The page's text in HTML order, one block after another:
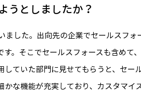
うとしましたか？
ました。出向先の企業でセールスフ
。そこでセールスフォースも含め
ていた部門に見せてもらうと、セー
かな機能が充実しており、カスタマ